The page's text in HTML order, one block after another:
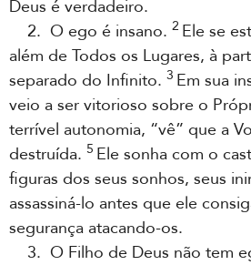
Deus é verdadeiro.
2. O ego é insano. 2 Ele se
além de Todos os Lugares, à
separado do Infinito. 3 Em sua
veio a ser vitorioso sobre o
terrível autonomia, “vê” que a
destruída. 5 Ele sonha com o
figuras dos seus sonhos, seus
assassiná-lo antes que ele
segurança atacando-os.
3. O Filho de Deus não tem